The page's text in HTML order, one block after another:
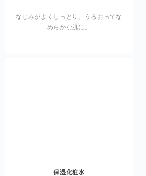
なじみがよくしっとり。うるおってな
めらかな肌に。
保湿化粧水